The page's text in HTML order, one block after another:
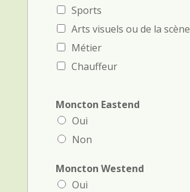
Sports
Arts visuels ou de la scène
Métier
Chauffeur
Moncton Eastend
Oui
Non
Moncton Westend
Oui